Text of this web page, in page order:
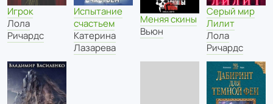
Игрок
Лола
Ричардс
Испытание
счастьем
Катерина
Лазарева
Меняя скины
Вьюн
Серый мир
Лилит
Лола
Ричардс